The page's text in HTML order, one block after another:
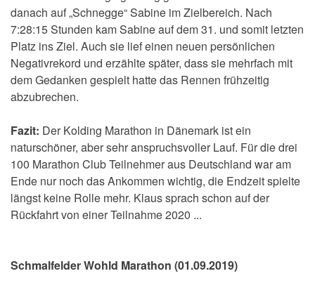
danach auf „Schnegge“ Sabine im Zielbereich. Nach
7:28:15 Stunden kam Sabine auf dem 31. und somit letzten
Platz ins Ziel. Auch sie lief einen neuen persönlichen
Negativrekord und erzählte später, dass sie mehrfach mit
dem Gedanken gespielt hatte das Rennen frühzeitig
abzubrechen.
Fazit: Der Kolding Marathon in Dänemark ist ein
naturschöner, aber sehr anspruchsvoller Lauf. Für die drei
100 Marathon Club Teilnehmer aus Deutschland war am
Ende nur noch das Ankommen wichtig, die Endzeit spielte
längst keine Rolle mehr. Klaus sprach schon auf der
Rückfahrt von einer Teilnahme 2020 ...
Schmalfelder Wohld Marathon (01.09.2019)